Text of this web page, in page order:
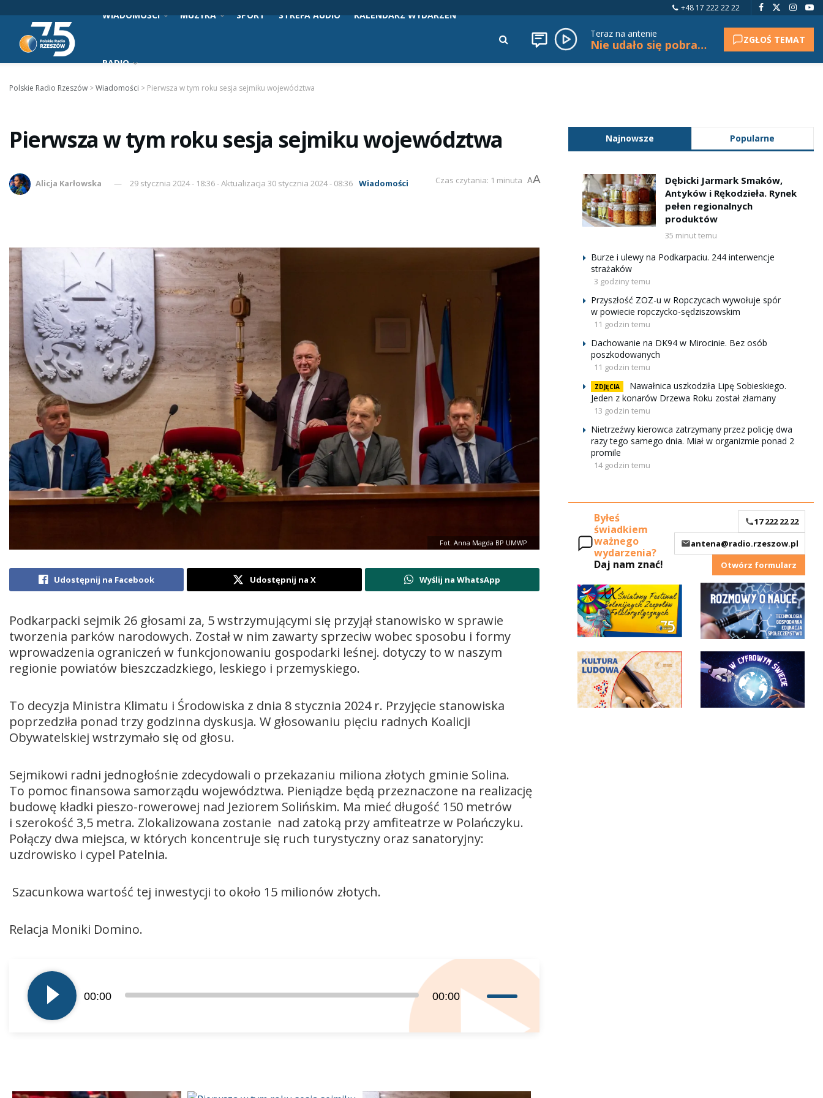
+48 17 222 22 22
WIADOMOŚCI MUZYKA SPORT STREFA AUDIO KALENDARZ WYDARZEŃ
RADIO
Teraz na antenie
Nie udało się pobrać tytułu. ZGŁOŚ TEMAT
Polskie Radio Rzeszów >Wiadomości > Pierwsza w tym roku sesja sejmiku województwa
Pierwsza w tym roku sesja sejmiku województwa
Alicja Karłowska 29 stycznia 2024 - 18:36 - Aktualizacja 30 stycznia 2024 - 08:36 Wiadomości Czas czytania: 1 minuta AA
Fot. Anna Magda BP UMWP
Udostępnij na Facebook Udostępnij na X Wyślij na WhatsApp
Podkarpacki sejmik 26 głosami za, 5 wstrzymującymi się przyjął stanowisko w sprawie
tworzenia parków narodowych. Został w nim zawarty sprzeciw wobec sposobu i formy
wprowadzenia ograniczeń w funkcjonowaniu gospodarki leśnej. dotyczy to w naszym
regionie powiatów bieszczadzkiego, leskiego i przemyskiego.
To decyzja Ministra Klimatu i Środowiska z dnia 8 stycznia 2024 r. Przyjęcie stanowiska
poprzedziła ponad trzy godzinna dyskusja. W głosowaniu pięciu radnych Koalicji
Obywatelskiej wstrzymało się od głosu.
Sejmikowi radni jednogłośnie zdecydowali o przekazaniu miliona złotych gminie Solina.
To pomoc finansowa samorządu województwa. Pieniądze będą przeznaczone na realizację
budowę kładki pieszo-rowerowej nad Jeziorem Solińskim. Ma mieć długość 150 metrów
i szerokość 3,5 metra. Zlokalizowana zostanie nad zatoką przy amfiteatrze w Polańczyku.
Połączy dwa miejsca, w których koncentruje się ruch turystyczny oraz sanatoryjny:
uzdrowisko i cypel Patelnia.
Szacunkowa wartość tej inwestycji to około 15 milionów złotych.
Relacja Moniki Domino.
plików
dźwiękowych
00:00 00:00
strzałek
Najnowsze Popularne
Dębicki Jarmark Smaków,
Antyków i Rękodzieła. Rynek
pełen regionalnych
produktów
35 minut temu
Burze i ulewy na Podkarpaciu. 244 interwencje
strażaków
3 godziny temu
Przyszłość ZOZ-u w Ropczycach wywołuje spór
w powiecie ropczycko-sędziszowskim
11 godzin temu
Dachowanie na DK94 w Mirocinie. Bez osób
poszkodowanych
11 godzin temu
ZDJĘCIA
Nawałnica uszkodziła Lipę Sobieskiego.
Jeden z konarów Drzewa Roku został złamany
13 godzin temu
Nietrzeźwy kierowca zatrzymany przez policję dwa
razy tego samego dnia. Miał w organizmie ponad 2
promile
14 godzin temu
Byłeś
świadkiem
ważnego
wydarzenia?
Daj nam znać!
17 222 22 22
antena@radio.rzeszow.pl
Otwórz formularz